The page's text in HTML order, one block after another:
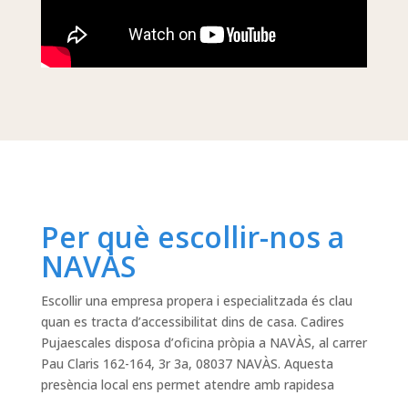
Per què escollir-nos a
NAVÀS
Escollir una empresa propera i especialitzada és clau
quan es tracta d’accessibilitat dins de casa. Cadires
Pujaescales disposa d’oficina pròpia a NAVÀS, al carrer
Pau Claris 162-164, 3r 3a, 08037 NAVÀS. Aquesta
presència local ens permet atendre amb rapidesa